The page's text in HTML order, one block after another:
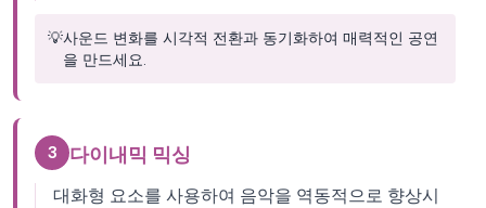
💡사운드 변화를 시각적 전환과 동기화하여 매력적인 공연
을 만드세요.
3 다이내믹 믹싱
대화형 요소를 사용하여 음악을 역동적으로 향상시